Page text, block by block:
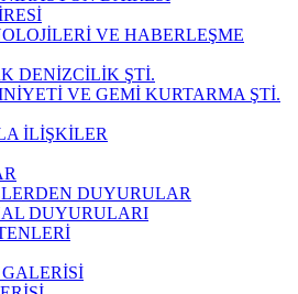
VE HABERLEŞME
DENİZCİLİK ŞTİ.
VE GEMİ KURTARMA ŞTİ.
İLİŞKİLER
DUYURULAR
DUYURULARI